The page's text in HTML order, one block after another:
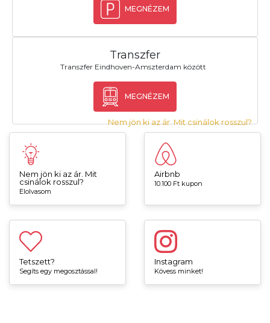
MEGNÉZEM
Transzfer
Transzfer Eindhoven-Amszterdam között
MEGNÉZEM
Nem jön ki az ár. Mit csinálok rosszul?
Nem jön ki az ár. Mit
csinálok rosszul?
Elolvasom
Airbnb
10.100 Ft kupon
Tetszett?
Segíts egy megosztással!
Instagram
Kövess minket!